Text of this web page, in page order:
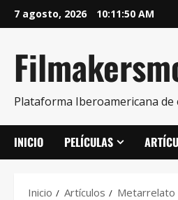
7 agosto, 2026 10:11:51 AM
Plataforma Iberoamericana
INICIO PELÍCULAS
Inicio Artículos Metarrelato